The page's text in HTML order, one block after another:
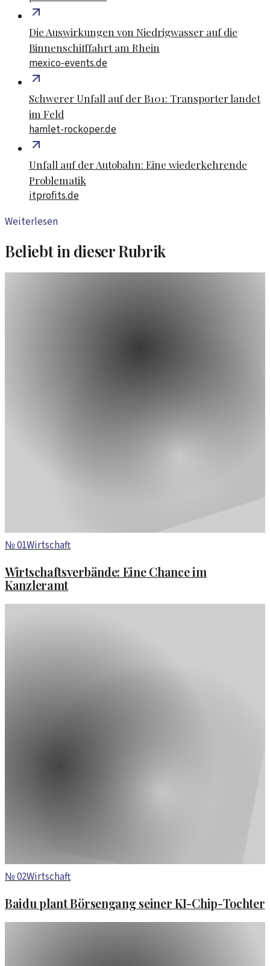
Die Auswirkungen von Niedrigwasser auf die
Binnenschifffahrt am Rhein
mexico-events.de
Schwerer Unfall auf der B101: Transporter landet
im Feld
hamlet-rockoper.de
Unfall auf der Autobahn: Eine wiederkehrende
Problematik
itprofits.de
Weiterlesen
Beliebt in dieser Rubrik
№01Wirtschaft
Wirtschaftsverbände: Eine Chance im
Kanzleramt
№02Wirtschaft
Baidu plant Börsengang seiner KI-Chip-Tochter